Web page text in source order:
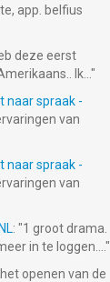
app. belfius
deze eerst
Ik... "
naar spraak -
van
naar spraak -
van
: "1 groot drama.
in te loggen.... "
het openen van de